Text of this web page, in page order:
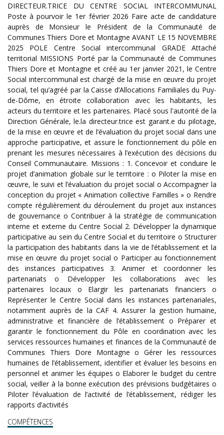
DIRECTEUR.TRICE DU CENTRE SOCIAL INTERCOMMUNAL
Poste à pourvoir le 1er février 2026 Faire acte de candidature
auprès de Monsieur le Président de la Communauté de
Communes Thiers Dore et Montagne AVANT LE 15 NOVEMBRE
2025 POLE Centre Social intercommunal GRADE Attaché
territorial MISSIONS Porté par la Communauté de Communes
Thiers Dore et Montagne et créé au 1er janvier 2021, le Centre
Social intercommunal est chargé de la mise en œuvre du projet
social, tel qu’agréé par la Caisse d’Allocations Familiales du Puy-
de-Dôme, en étroite collaboration avec les habitants, les
acteurs du territoire et les partenaires. Placé sous l'autorité de la
Direction Générale, le.la directeur.trice est garant.e du pilotage,
de la mise en œuvre et de l’évaluation du projet social dans une
approche participative, et assure le fonctionnement du pôle en
prenant les mesures nécessaires à l’exécution des décisions du
Conseil Communautaire. Missions : 1. Concevoir et conduire le
projet d’animation globale sur le territoire : o Piloter la mise en
œuvre, le suivi et l’évaluation du projet social o Accompagner la
conception du projet « Animation collective Familles » o Rendre
compte régulièrement du déroulement du projet aux instances
de gouvernance o Contribuer à la stratégie de communication
interne et externe du Centre Social 2. Développer la dynamique
participative au sein du Centre Social et du territoire o Structurer
la participation des habitants dans la vie de l’établissement et la
mise en œuvre du projet social o Participer au fonctionnement
des instances participatives 3. Animer et coordonner les
partenariats o Développer les collaborations avec les
partenaires locaux o Elargir les partenariats financiers o
Représenter le Centre Social dans les instances partenariales,
notamment auprès de la CAF 4. Assurer la gestion humaine,
administrative et financière de l’établissement o Préparer et
garantir le fonctionnement du Pôle en coordination avec les
services ressources humaines et finances de la Communauté de
Communes Thiers Dore Montagne o Gérer les ressources
humaines de l’établissement, identifier et évaluer les besoins en
personnel et animer les équipes o Elaborer le budget du centre
social, veiller à la bonne exécution des prévisions budgétaires o
Piloter l’évaluation de l’activité de l’établissement, rédiger les
rapports d’activités
COMPÉTENCES